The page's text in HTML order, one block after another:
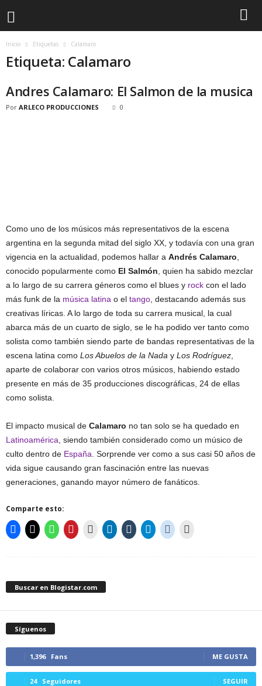
Inicio Etiquetas Calamaro
Etiqueta: Calamaro
Andres Calamaro: El Salmon de la musica
Por ARLECO PRODUCCIONES 0
Como uno de los músicos más representativos de la escena
argentina en la segunda mitad del siglo XX, y todavía con una gran
vigencia en la actualidad, podemos hallar a Andrés Calamaro
conocido popularmente como El Salmón , quien ha sabido mezclar
a lo largo de su carrera géneros como el blues y rock con el lado
más funk de la música latina o el tango , destacando además sus
creativas líricas. A lo largo de toda su carrera musical, la cual
abarca más de un cuarto de siglo, se le ha podido ver tanto como
solista como también siendo parte de bandas representativas de la
escena latina como Los Abuelos de la Nada y Los Rodríguez
aparte de colaborar con varios otros músicos, habiendo estado
presente en más de 35 producciones discográficas, 24 de ellas
como solista.
El impacto musical de Calamaro no tan solo se ha quedado en
Latinoamérica , siendo también considerado como un músico de
culto dentro de España . Sorprende ver como a sus casi 50 años de
vida sigue causando gran fascinación entre las nuevas
generaciones, ganando mayor número de fanáticos.
Comparte esto:
Buscar en Blogistar.com
Síguenos
1,396 Fans ME GUSTA
24 Seguidores SEGUIR